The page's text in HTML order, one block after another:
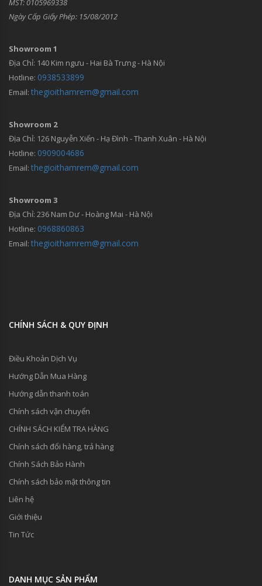
MST: 0105969338
Ngày Cấp Giấy Phép: 15/08/2012
Showroom 1
Địa Chỉ: 140 Kim ngưu - Hai Bà Trưng - Hà Nội
Hotline: 0938533899
Email: thegioithamrem@gmail.com
Showroom 2
Địa Chỉ: 126 Nguyễn Xiển - Hạ Đình - Thanh Xuân - Hà Nội
Hotline: 0909004686
Email: thegioithamrem@gmail.com
Showroom 3
Địa Chỉ: 236 Nam Dư - Hoàng Mai - Hà Nội
Hotline: 0968860863
Email: thegioithamrem@gmail.com
CHÍNH SÁCH & QUY ĐỊNH
Điều Khoản Dịch Vụ
Hướng Dẫn Mua Hàng
Hướng dẫn thanh toán
Chính sách vận chuyển
CHÍNH SÁCH KIỂM TRA HÀNG
Chính sách đổi hàng, trả hàng
Chính Sách Bảo Hành
Chính sách bảo mật thông tin
Liên hệ
Giới thiệu
Tin Tức
DANH MỤC SẢN PHẨM